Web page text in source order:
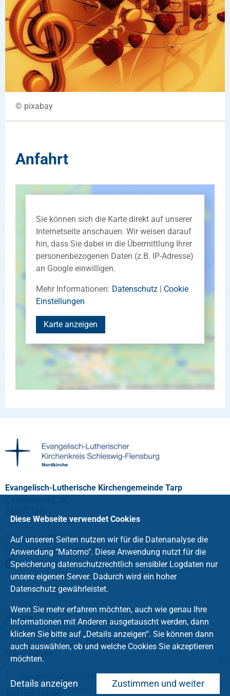
© pixabay
Anfahrt
Sie können sich die Karte direkt auf unserer
Internetseite anschauen. Wir weisen darauf
hin, dass Sie dabei in die Übermittlung Ihrer
personenbezogenen Daten (z.B. IP-Adresse)
an Google einwilligen.
Mehr Informationen: Datenschutz | Cookie
Einstellungen
Karte anzeigen
Evangelisch-Lutherische Kirchengemeinde Tarp
Tel.: +49 4638 441
Fax: +49 4638 80067
info@kirchengemeinde-tarp.de
Service
Taufe
Konfirmation
Impressum
Datenschutz
Diese Webseite verwendet Cookies
Auf unseren Seiten nutzen wir für die Datenanalyse die
Anwendung "Matomo". Diese Anwendung nutzt für die
Speicherung datenschutzrechtlich sensibler Logdaten nur
unsere eigenen Server. Dadurch wird ein hoher
Datenschutz gewährleistet.
Wenn Sie mehr erfahren möchten, auch wie genau Ihre
Informationen mit Anderen ausgetauscht werden, dann
klicken Sie bitte auf „Details anzeigen“. Sie können dann
auch auswählen, ob und welche Cookies Sie akzeptieren
möchten.
Zustimmen und weiter
Details anzeigen
Hier geht's zum Chat mit dem Team des Kirchenkreises